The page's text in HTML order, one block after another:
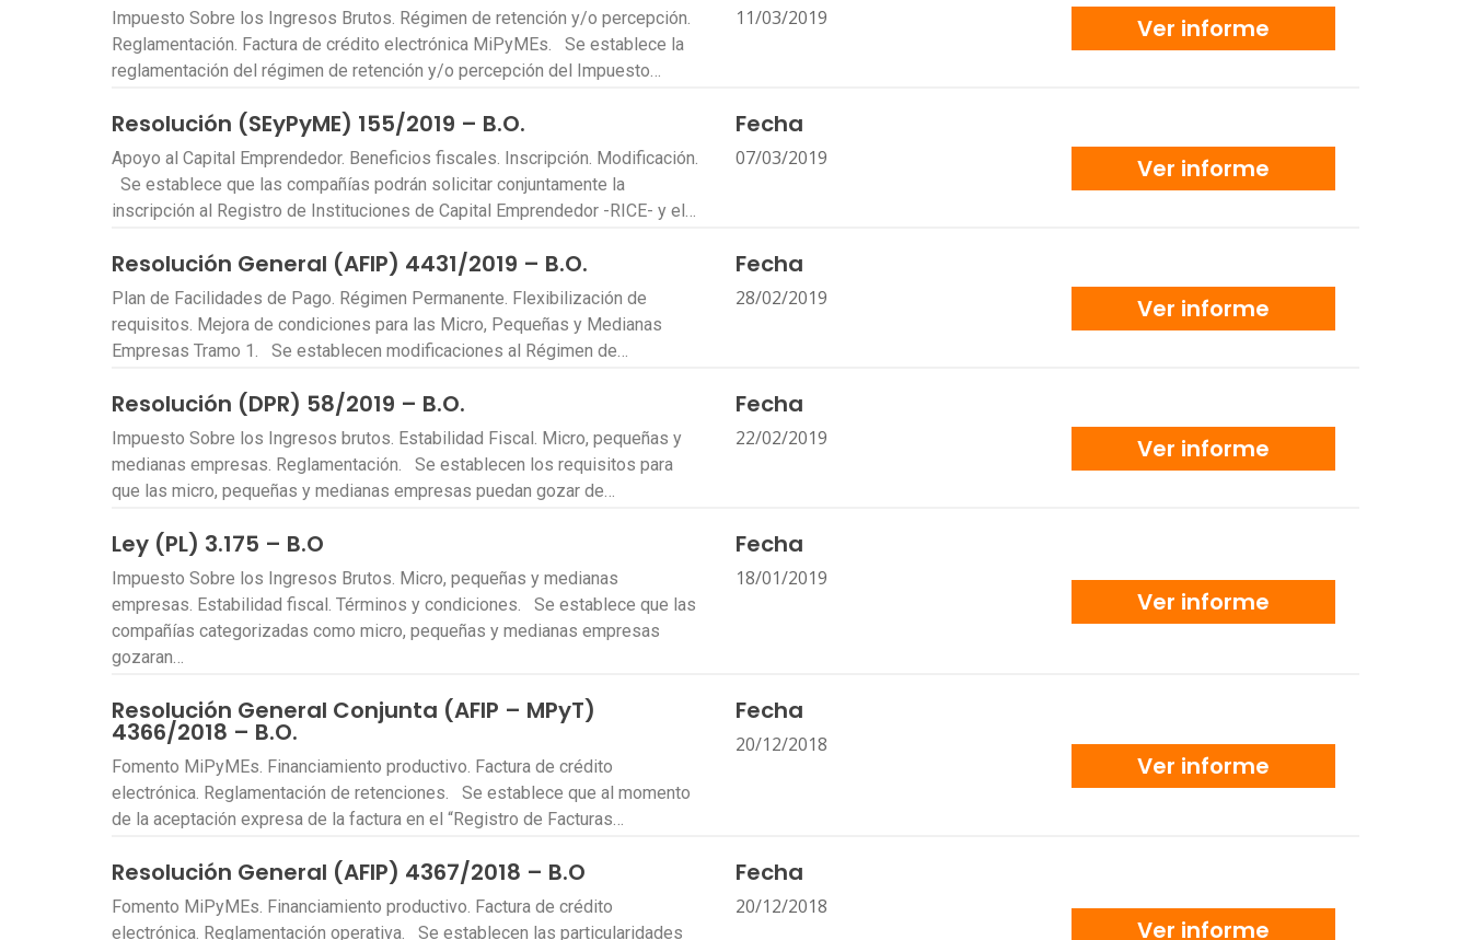
Impuesto Sobre los Ingresos Brutos. Régimen de retención y/o percepción.
Reglamentación. Factura de crédito electrónica MiPyMEs. Se establece la
reglamentación del régimen de retención y/o percepción del Impuesto…
11/03/2019 Ver informe
Resolución (SEyPyME) 155/2019 – B.O.
Apoyo al Capital Emprendedor. Beneficios fiscales. Inscripción. Modificación.
Se establece que las compañías podrán solicitar conjuntamente la
inscripción al Registro de Instituciones de Capital Emprendedor -RICE- y el…
Fecha
07/03/2019 Ver informe
Resolución General (AFIP) 4431/2019 – B.O.
Plan de Facilidades de Pago. Régimen Permanente. Flexibilización de
requisitos. Mejora de condiciones para las Micro, Pequeñas y Medianas
Empresas Tramo 1. Se establecen modificaciones al Régimen de…
Fecha
28/02/2019 Ver informe
Resolución (DPR) 58/2019 – B.O.
Impuesto Sobre los Ingresos brutos. Estabilidad Fiscal. Micro, pequeñas y
medianas empresas. Reglamentación. Se establecen los requisitos para
que las micro, pequeñas y medianas empresas puedan gozar de…
Fecha
22/02/2019 Ver informe
Ley (PL) 3.175 – B.O
Impuesto Sobre los Ingresos Brutos. Micro, pequeñas y medianas
empresas. Estabilidad fiscal. Términos y condiciones. Se establece que las
compañías categorizadas como micro, pequeñas y medianas empresas
gozaran…
Fecha
18/01/2019
Ver informe
Resolución General Conjunta (AFIP – MPyT)
4366/2018 – B.O.
Fomento MiPyMEs. Financiamiento productivo. Factura de crédito
electrónica. Reglamentación de retenciones. Se establece que al momento
de la aceptación expresa de la factura en el “Registro de Facturas…
Fecha
20/12/2018
Ver informe
Resolución General (AFIP) 4367/2018 – B.O
Fomento MiPyMEs. Financiamiento productivo. Factura de crédito
electrónica. Reglamentación operativa. Se establecen las particularidades
Fecha
20/12/2018
Ver informe